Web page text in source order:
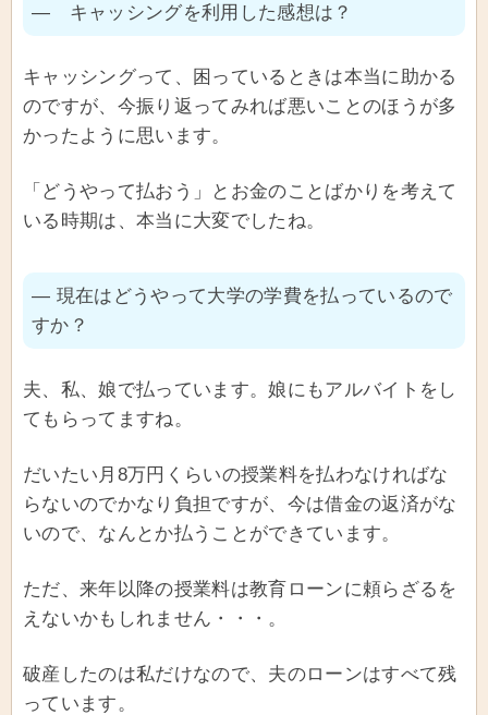
― キャッシングを利用した感想は？
キャッシングって、困っているときは本当に助かる
のですが、今振り返ってみれば悪いことのほうが多
かったように思います。
「どうやって払おう」とお金のことばかりを考えて
いる時期は、本当に大変でしたね。
― 現在はどうやって大学の学費を払っているので
すか？
夫、私、娘で払っています。娘にもアルバイトをし
てもらってますね。
だいたい月8万円くらいの授業料を払わなければな
らないのでかなり負担ですが、今は借金の返済がな
いので、なんとか払うことができています。
ただ、来年以降の授業料は教育ローンに頼らざるを
えないかもしれません・・・。
破産したのは私だけなので、夫のローンはすべて残
っています。